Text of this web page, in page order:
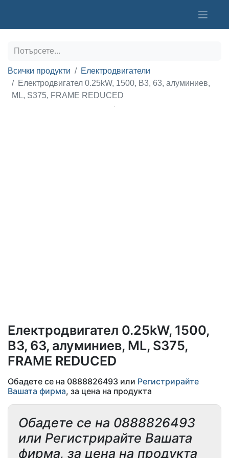
Всички продукти
Електродвигатели
Електродвигател 0.25kW, 1500, B3, 63, алуминиев,
ML, S375, FRAME REDUCED
Електродвигател 0.25kW, 1500,
B3, 63, алуминиев, ML, S375,
FRAME REDUCED
Обадете се на 0888826493 или Регистрирайте
Вашата фирма, за цена на продукта
Обадете се на 0888826493
или Регистрирайте Вашата
фирма, за цена на продукта